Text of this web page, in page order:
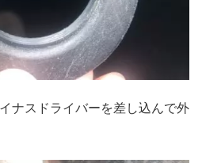
ナスドライバーを差し込んで外